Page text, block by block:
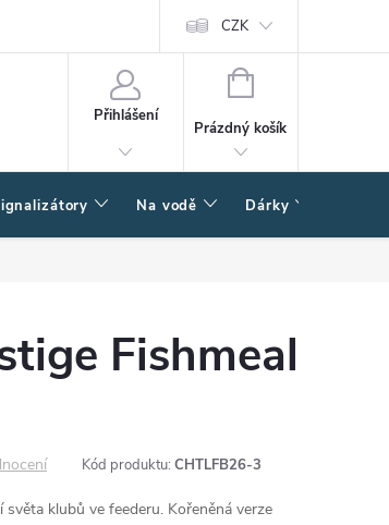
CZK
Přihlášení
NÁKUPNÍ
Prázdný košík
Na vodě Dárky
Fishmeal
Kód produktu: CHTLFB26-3
klubů ve feederu. Kořeněná verze